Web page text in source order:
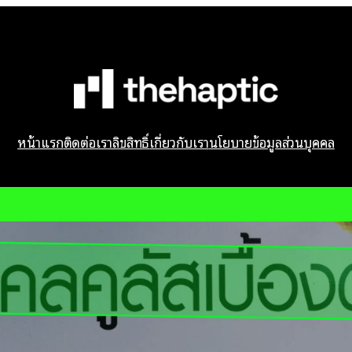
หน้าแรกติดต่อเราลิขสิทธิ์เกี่ยวกับเรานโยบายข้อมูลส่วนบุคคล